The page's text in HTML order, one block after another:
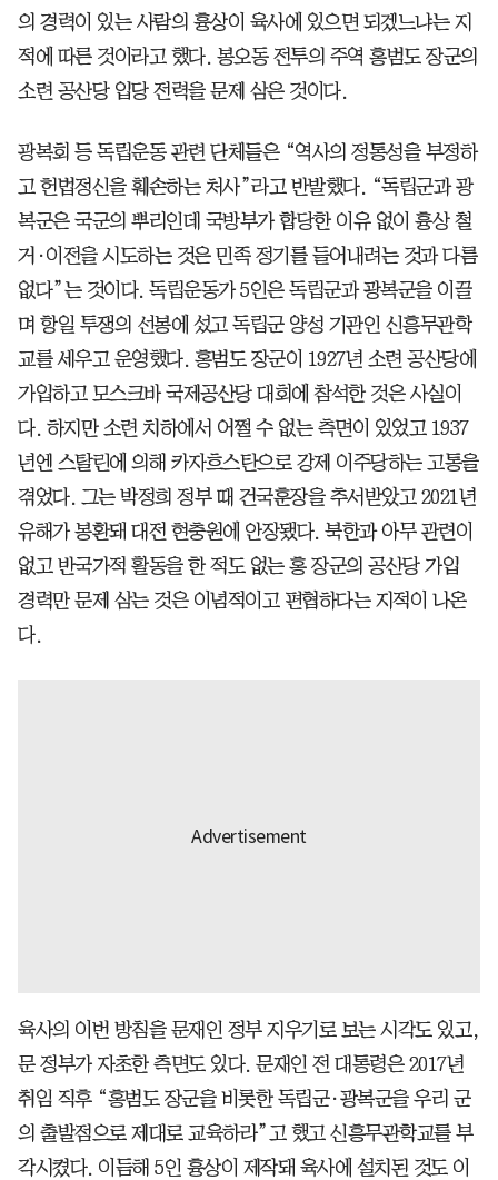
의 경력이 있는 사람의 흉상이 육사에 있으면 되겠느냐는 지
적에 따른 것이라고 했다. 봉오동 전투의 주역 홍범도 장군의
소련 공산당 입당 전력을 문제 삼은 것이다.
광복회 등 독립운동 관련 단체들은 “역사의 정통성을 부정하
고 헌법정신을 훼손하는 처사”라고 반발했다. “독립군과 광
복군은 국군의 뿌리인데 국방부가 합당한 이유 없이 흉상 철
거·이전을 시도하는 것은 민족 정기를 들어내려는 것과 다름
없다”는 것이다. 독립운동가 5인은 독립군과 광복군을 이끌
며 항일 투쟁의 선봉에 섰고 독립군 양성 기관인 신흥무관학
교를 세우고 운영했다. 홍범도 장군이 1927년 소련 공산당에
가입하고 모스크바 국제공산당 대회에 참석한 것은 사실이
다. 하지만 소련 치하에서 어쩔 수 없는 측면이 있었고 1937
년엔 스탈린에 의해 카자흐스탄으로 강제 이주당하는 고통을
겪었다. 그는 박정희 정부 때 건국훈장을 추서받았고 2021년
유해가 봉환돼 대전 현충원에 안장됐다. 북한과 아무 관련이
없고 반국가적 활동을 한 적도 없는 홍 장군의 공산당 가입
경력만 문제 삼는 것은 이념적이고 편협하다는 지적이 나온
다.
육사의 이번 방침을 문재인 정부 지우기로 보는 시각도 있고,
문 정부가 자초한 측면도 있다. 문재인 전 대통령은 2017년
취임 직후 “홍범도 장군을 비롯한 독립군·광복군을 우리 군
의 출발점으로 제대로 교육하라”고 했고 신흥무관학교를 부
각시켰다. 이듬해 5인 흉상이 제작돼 육사에 설치된 것도 이